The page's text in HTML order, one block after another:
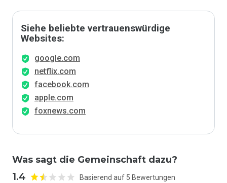
Siehe beliebte vertrauenswürdige
Websites:
google.com
netflix.com
facebook.com
apple.com
foxnews.com
Was sagt die Gemeinschaft dazu?
1.4 Basierend auf 5 Bewertungen